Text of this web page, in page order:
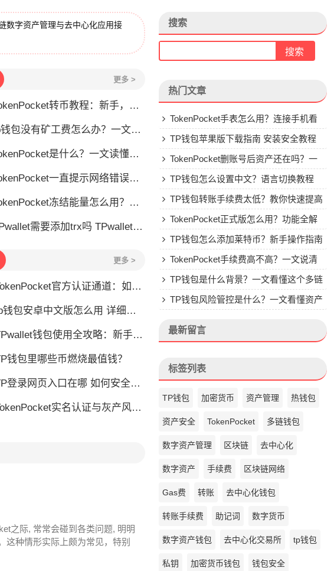
数字资产管理与去中心化应用接
更多 >
转币教程：新手，手续费全解析
包没有矿工费怎么办？一文教你解决转账问题
是什么？一文读懂这款热门多链钱包
一直提示网络错误怎么办？这几个方法帮你快速解决
冻结能量怎么用？TRX冻结获取能量详解
需要添加trx吗 TPwallet要不要充TRX？一文说清
更多 >
官方认证通道：如何找到真正的官方渠道
包安卓中文版怎么用 详细安装教程
钱包使用全攻略：新手也能快速上手掌握
钱包里哪些币燃烧最值钱？
登录网页入口在哪 如何安全快速登陆平台
实名认证与灰产风险全解析
之际, 常常会碰到各类问题, 明明
这种情形实际上颇为常见，特别
搜索
热门文章
TokenPocket手表怎么用？连接手机看
行情教程
TP钱包苹果版下载指南 安装安全教程
TokenPocket删账号后资产还在吗？一
文讲清楚
TP钱包怎么设置中文？语言切换教程
TP钱包转账手续费太低？教你快速提高
Gas费
TokenPocket正式版怎么用？功能全解
析与安全使用指南
TP钱包怎么添加莱特币？新手操作指南
TokenPocket手续费高不高？一文说清
楚TP钱包是什么背景？一文看懂这个多链
钱包的来头
TP钱包风险管控是什么？一文看懂资产
最新留言
标签列表
TP钱包 加密货币 资产管理 热钱包
资产安全 TokenPocket 多链钱包
数字资产管理 区块链 去中心化
数字资产 手续费 区块链网络
Gas费 转账 去中心化钱包
转账手续费 助记词 数字货币
数字资产钱包 去中心化交易所 tp钱包
私钥 加密货币钱包 钱包安全